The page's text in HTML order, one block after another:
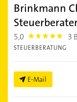
Brinkmann
5,0 5.0 3
STEUERBERATUNG
E-Mail